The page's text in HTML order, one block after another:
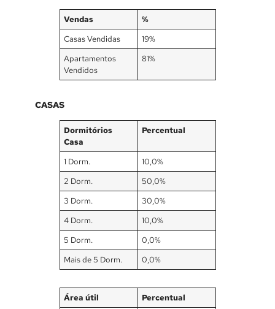
Vendas
%
Casas Vendidas
19%
Apartamentos
Vendidos
81%
CASAS
Dormitórios
Casa
Percentual
1 Dorm.
10,0%
2 Dorm.
50,0%
3 Dorm.
30,0%
4 Dorm.
10,0%
5 Dorm.
0,0%
Mais de 5 Dorm.
0,0%
Área útil
Percentual